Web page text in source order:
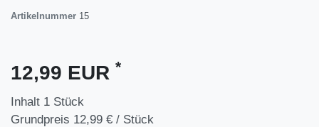
Artikelnummer 15
12,99 EUR *
Inhalt 1 Stück
Grundpreis 12,99 € / Stück